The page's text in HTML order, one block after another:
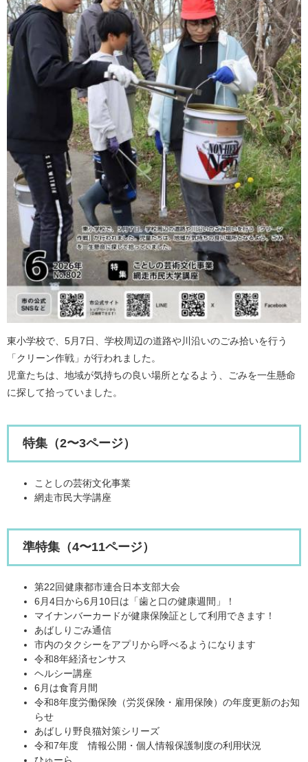
東小学校で、5月7日、学校周辺の道路や川沿いのごみ拾いを行う
「クリーン作戦」が行われました。
児童たちは、地域が気持ちの良い場所となるよう、ごみを一生懸命
に探して拾っていました。
特集（2〜3ページ）
ことしの芸術文化事業
網走市民大学講座
準特集（4〜11ページ）
第22回健康都市連合日本支部大会
6月4日から6月10日は「歯と口の健康週間」！
マイナンバーカードが健康保険証として利用できます！
あばしりごみ通信
市内のタクシーをアプリから呼べるようになります
令和8年経済センサス
ヘルシー講座
6月は食育月間
令和8年度労働保険（労災保険・雇用保険）の年度更新のお知
らせ
あばしり野良猫対策シリーズ
令和7年度 情報公開・個人情報保護制度の利用状況